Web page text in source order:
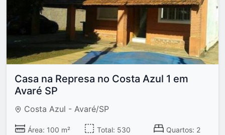
Casa na Represa no Costa Azul 1 em
Avaré SP
Costa Azul - Avaré/SP
Área: 100 m²
Total: 530
Quartos: 2